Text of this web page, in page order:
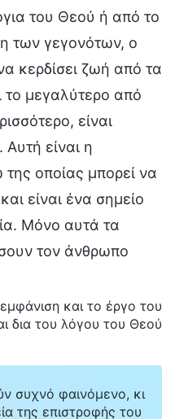
του Θεού ή από το
των γεγονότων, ο
κερδίσει ζωή από τα
το μεγαλύτερο από
είναι
είναι η
οποίας μπορεί να
είναι ένα σημείο
Μόνο αυτά τα
τον άνθρωπο
και το έργο του
δια του λόγου του Θεού
συχνό φαινόμενο, κι
της επιστροφής του